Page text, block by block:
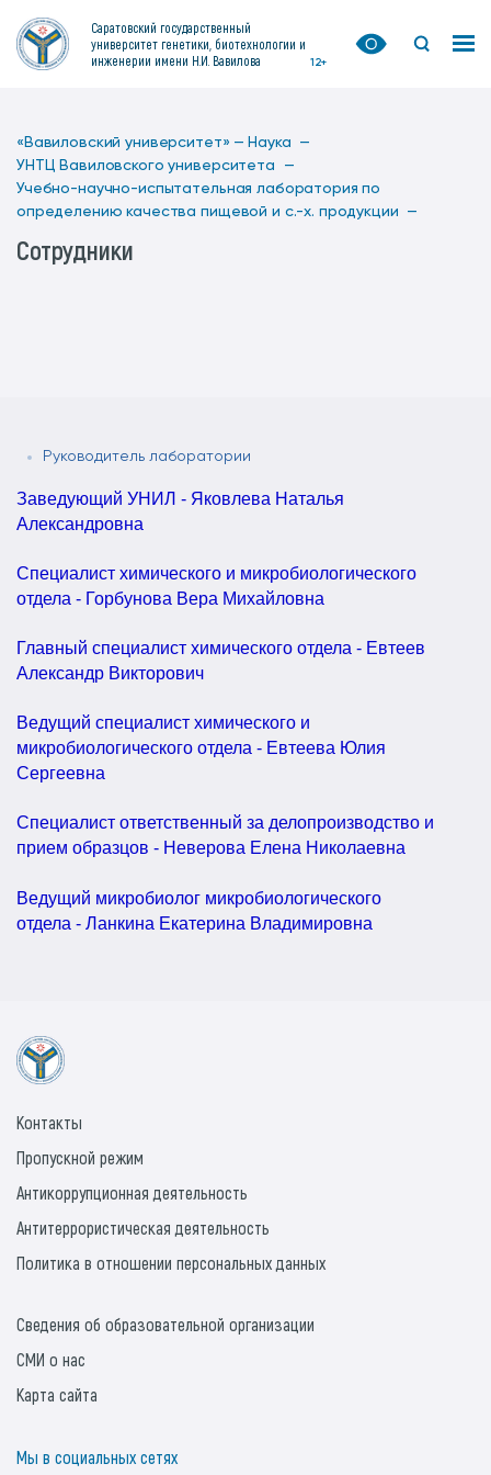
Саратовский государственный
университет генетики, биотехнологии и
инженерии имени Н.И. Вавилова
12+
«Вавиловский университет» — Наука —
УНТЦ Вавиловского университета —
Учебно-научно-испытательная лаборатория по
определению качества пищевой и с.-х. продукции —
Сотрудники
Руководитель лаборатории
Заведующий УНИЛ - Яковлева Наталья
Александровна
Специалист химического и микробиологического
отдела - Горбунова Вера Михайловна
Главный специалист химического отдела - Евтеев
Александр Викторович
Ведущий специалист химического и
микробиологического отдела - Евтеева Юлия
Сергеевна
Специалист ответственный за делопроизводство и
прием образцов - Неверова Елена Николаевна
Ведущий микробиолог микробиологического
отдела - Ланкина Екатерина Владимировна
Контакты
Пропускной режим
Антикоррупционная деятельность
Антитеррористическая деятельность
Политика в отношении персональных данных
Сведения об образовательной организации
СМИ о нас
Карта сайта
Мы в социальных сетях